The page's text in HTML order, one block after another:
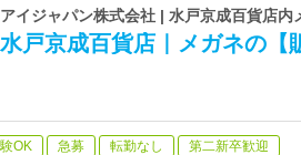
アイジャパン株式会社 | 水戸京成百貨店
水戸京成百貨店｜メガネの
OK 急募 転勤なし 第二新卒歓迎